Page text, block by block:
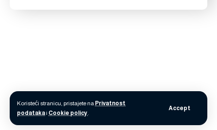
Koristeći stranicu, pristajete na Privatnost
podatakai Cookie policy.
Accept